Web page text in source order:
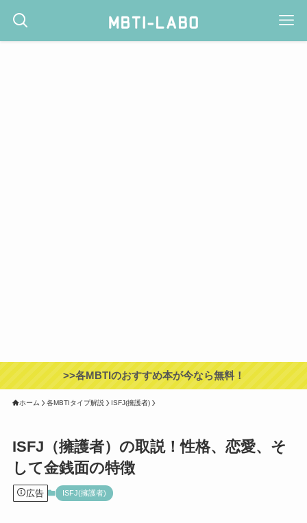
>>各MBTIのおすすめ本が今なら無料！
ホーム 各MBTIタイプ解説 ISFJ(擁護者)
ISFJ（擁護者）の取説！性格、恋愛、そ
して金銭面の特徴
広告 ISFJ(擁護者)